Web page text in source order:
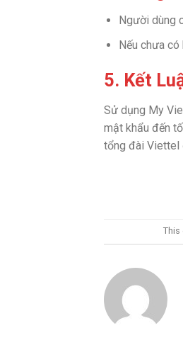
Người dùng
Nếu chưa
5. Kết
Sử dụng My
mật khẩu đến
tổng đài Viettel
This